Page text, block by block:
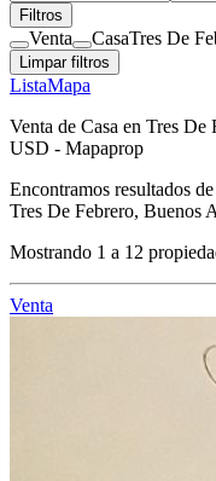
Filtros
Venta CasaTres De
Limpar filtros
ListaMapa
Venta de Casa en Tres
USD - Mapaprop
Encontramos resultados de
Tres De Febrero, Buenos
Mostrando 1 a 12
Venta